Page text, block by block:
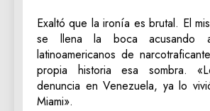
Exaltó que la ironía es brutal. El
se llena la boca acusando a
latinoamericanos de
propia historia esa sombra.
denuncia en Venezuela, ya lo
Miami».